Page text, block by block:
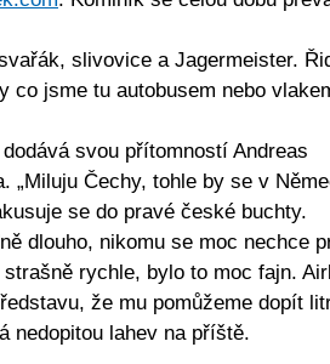
slivovice a Jagermeister.
co jsme tu autobusem nebo
svou přítomností Andreas
„Miluju Čechy, tohle by se v
se do pravé české buchty.
dlouho, nikomu se moc nechce
rychle, bylo to moc fajn.
že mu pomůžeme dopít
nedopitou lahev na příště.